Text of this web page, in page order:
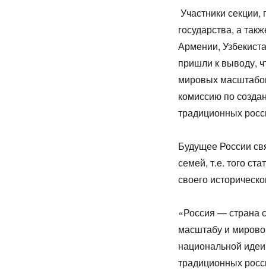
Участники секции,
государства, а
Армении,
пришли к выводу,
мировых
комиссию по
традиционных
Будущее России
семей, т.е. того
своего
«Россия — страна
масштабу и
национальной
традиционных